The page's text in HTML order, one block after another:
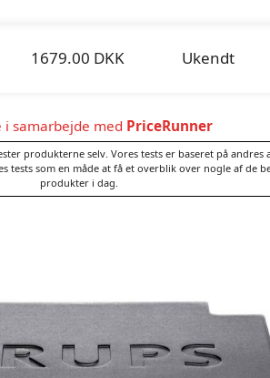
1679.00 DKK Ukendt
i samarbejde med PriceRunner
produkterne selv. Vores tests er baseret på andres
tests som en måde at få et overblik over nogle af de
produkter i dag.